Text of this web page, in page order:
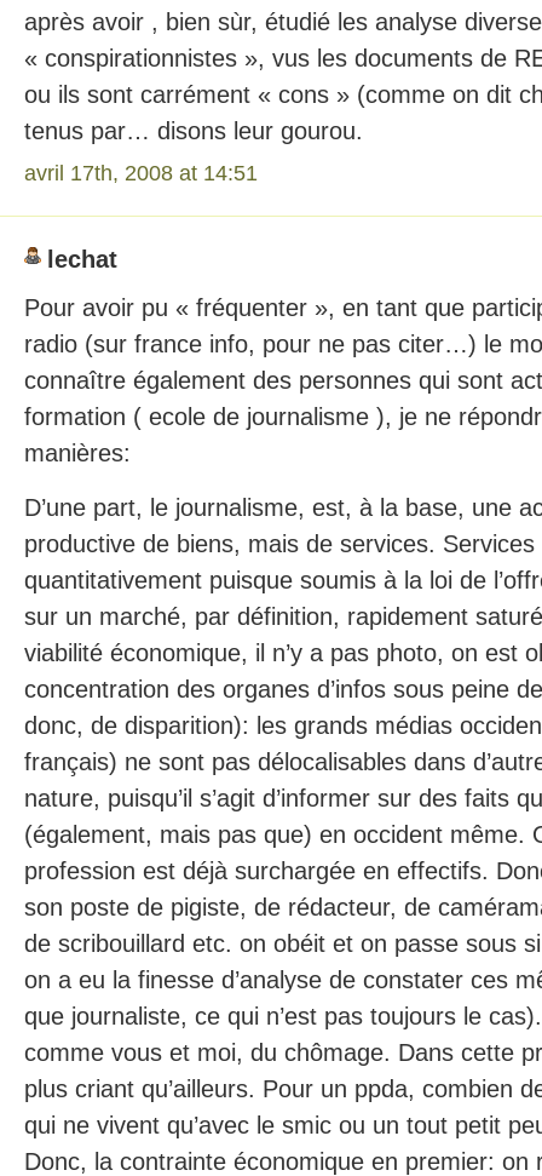
après avoir , bien sùr, étudié les analyse
« conspirationnistes », vus les documents de
ou ils sont carrément « cons » (comme on dit
tenus par… disons leur gourou.
avril 17th, 2008 at 14:51
lechat
Pour avoir pu « fréquenter », en tant que
radio (sur france info, pour ne pas citer…) le
connaître également des personnes qui sont
formation ( ecole de journalisme ), je ne
manières:
D’une part, le journalisme, est, à la base, une
productive de biens, mais de services.
quantitativement puisque soumis à la loi de
sur un marché, par définition, rapidement
viabilité économique, il n’y a pas photo, on est
concentration des organes d’infos sous peine
donc, de disparition): les grands médias
français) ne sont pas délocalisables dans
nature, puisqu’il s’agit d’informer sur des faits
(également, mais pas que) en occident même.
profession est déjà surchargée en effectifs.
son poste de pigiste, de rédacteur, de
de scribouillard etc. on obéit et on passe sous
on a eu la finesse d’analyse de constater ces
que journaliste, ce qui n’est pas toujours le
comme vous et moi, du chômage. Dans cette
plus criant qu’ailleurs. Pour un ppda, combien
qui ne vivent qu’avec le smic ou un tout petit
Donc, la contrainte économique en premier: on